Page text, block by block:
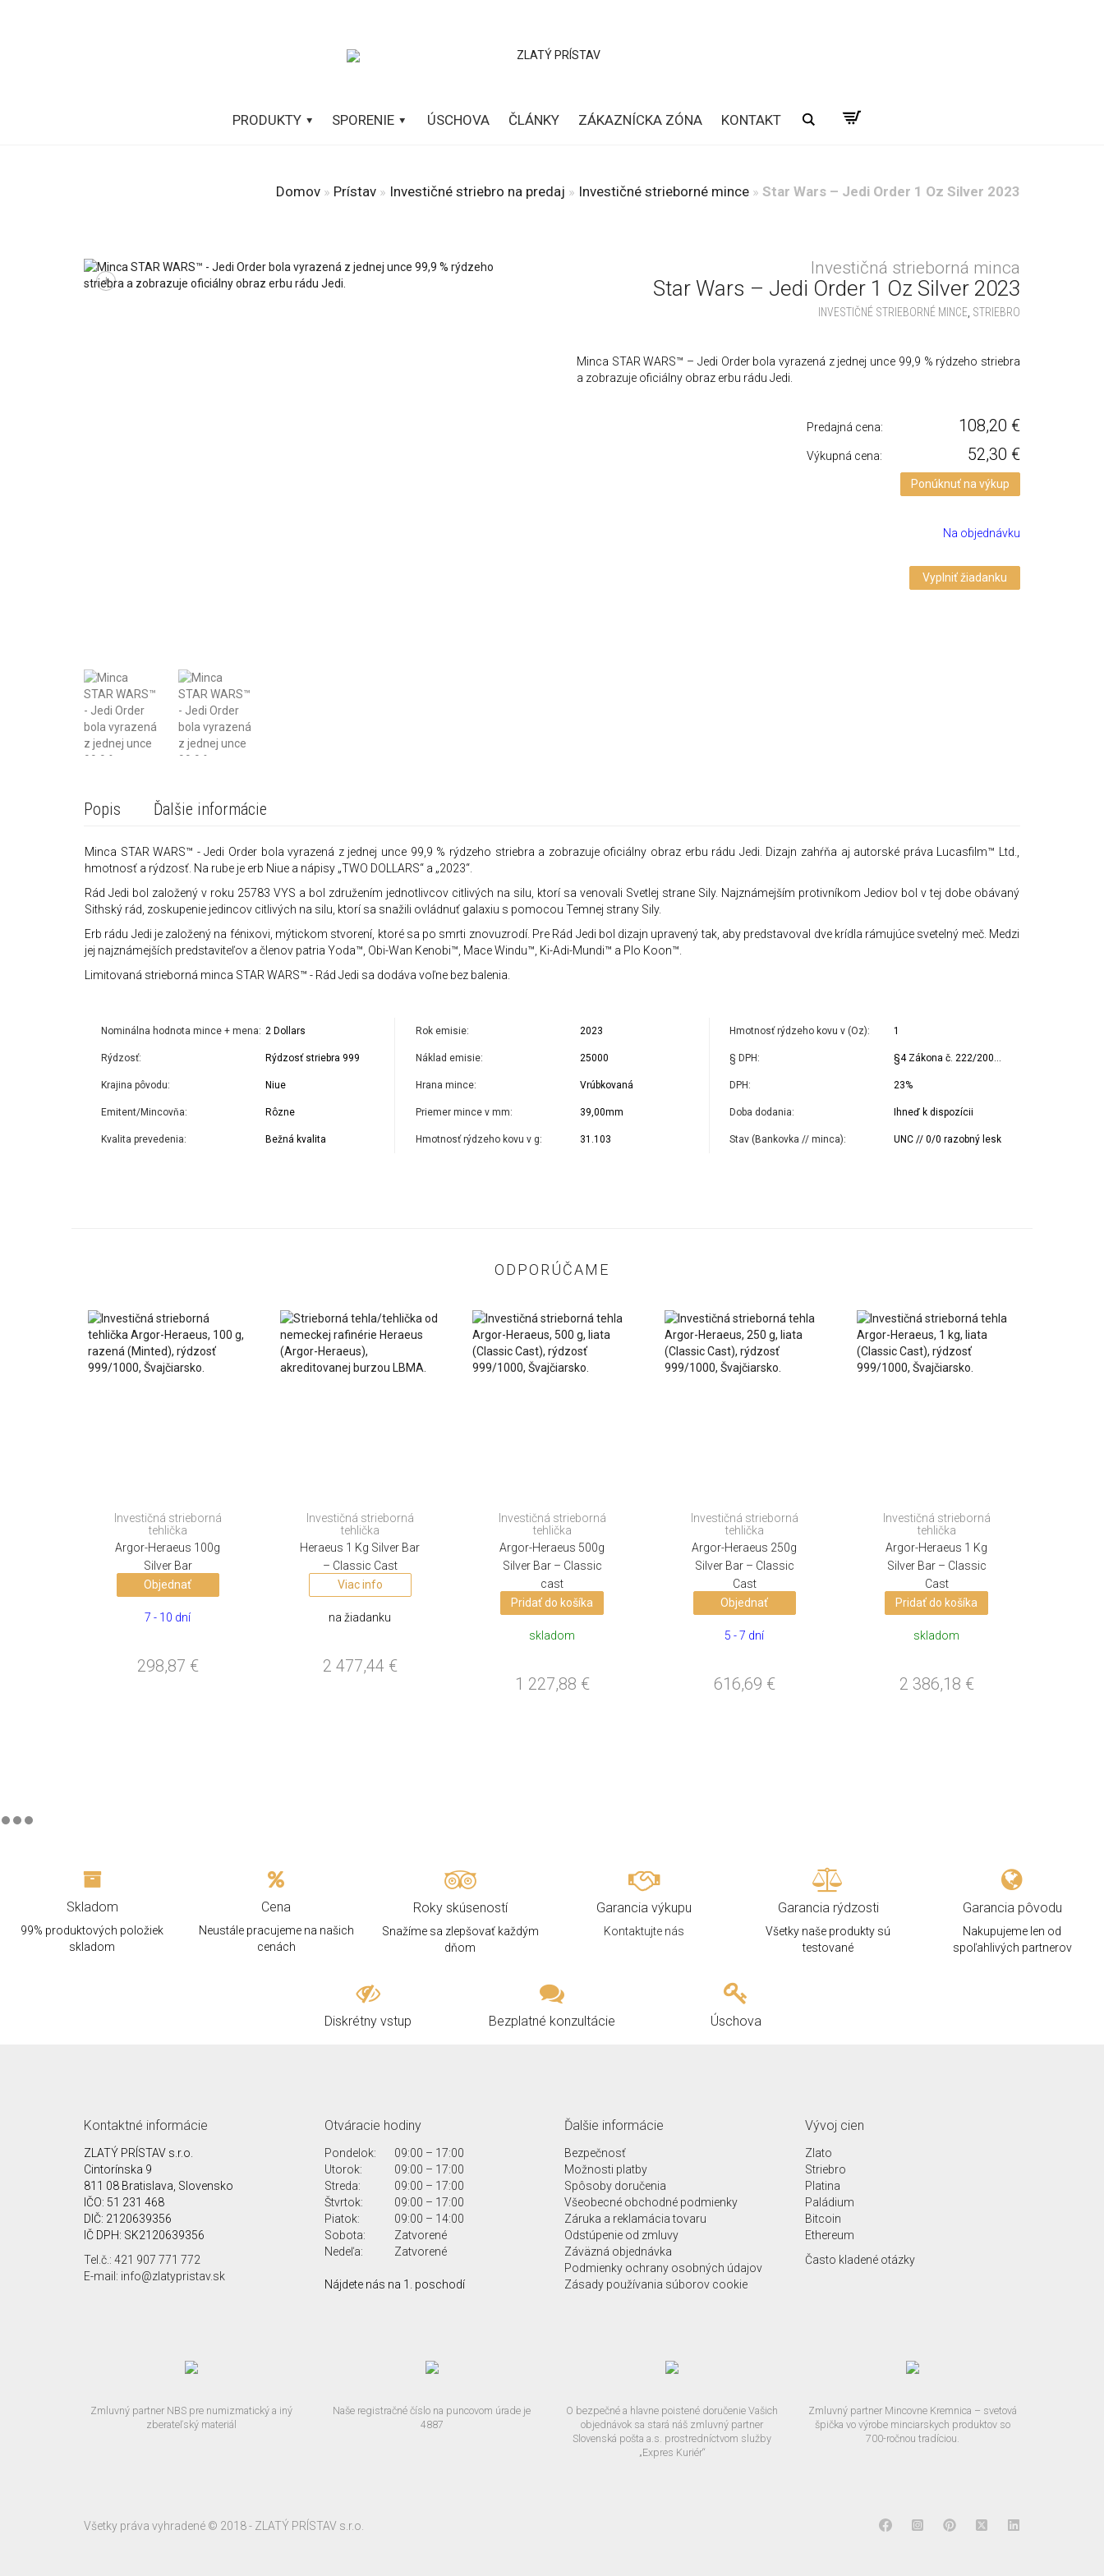
PRODUKTY SPORENIE ÚSCHOVA ČLÁNKY ZÁKAZNÍCKA ZÓNA KONTAKT Hľadať
Domov » Prístav » Investičné striebro na predaj » Investičné strieborné mince » Star Wars – Jedi Order 1 Oz Silver 2023
+
Investičná strieborná minca
Star Wars – Jedi Order 1 Oz Silver 2023
INVESTIČNÉ STRIEBORNÉ MINCE STRIEBRO
Minca STAR WARS™ – Jedi Order bola vyrazená z jednej unce 99,9 % rýdzeho striebra
a zobrazuje oficiálny obraz erbu rádu Jedi.
Predajná cena: 108,20 €
Výkupná cena: 52,30 €
Ponúknuť na výkup
Na objednávku
Vyplniť žiadanku
Popis Ďalšie informácie
Minca STAR WARS™ - Jedi Order bola vyrazená z jednej unce 99,9 % rýdzeho striebra a zobrazuje oficiálny obraz erbu rádu Jedi. Dizajn zahŕňa aj autorské práva Lucasfilm™ Ltd.,
hmotnosť a rýdzosť. Na rube je erb Niue a nápisy „TWO DOLLARS“ a „2023“.
Rád Jedi bol založený v roku 25783 VYS a bol združením jednotlivcov citlivých na silu, ktorí sa venovali Svetlej strane Sily. Najznámejším protivníkom Jediov bol v tej dobe obávaný
Sithský rád, zoskupenie jedincov citlivých na silu, ktorí sa snažili ovládnuť galaxiu s pomocou Temnej strany Sily.
Erb rádu Jedi je založený na fénixovi, mýtickom stvorení, ktoré sa po smrti znovuzrodí. Pre Rád Jedi bol dizajn upravený tak, aby predstavoval dve krídla rámujúce svetelný meč. Medzi
jej najznámejších predstaviteľov a členov patria Yoda™, Obi-Wan Kenobi™, Mace Windu™, Ki-Adi-Mundi™ a Plo Koon™.
Limitovaná strieborná minca STAR WARS™ - Rád Jedi sa dodáva voľne bez balenia.
Nominálna hodnota mince + mena: 2 Dollars
Rýdzosť: Rýdzosť striebra 999
Krajina pôvodu: Niue
Emitent/Mincovňa: Rôzne
Kvalita prevedenia: Bežná kvalita
Rok emisie: 2023
Náklad emisie: 25000
Hrana mince: Vrúbkovaná
Priemer mince v mm: 39,00mm
Hmotnosť rýdzeho kovu v g: 31.103
Hmotnosť rýdzeho kovu v (Oz): 1
§ DPH: §4 Zákona č. 222/2004 Z.z. o DPH
DPH: 23%
Doba dodania: Ihneď k dispozícii
Stav (Bankovka // minca): UNC // 0/0 razobný lesk
ODPORÚČAME
Investičná strieborná
tehlička
Argor-Heraeus 100g
Silver Bar
Objednať
7 - 10 dní
298,87 €
Investičná strieborná
tehlička
Heraeus 1 Kg Silver Bar
– Classic Cast
Viac info
na žiadanku
2 477,44 €
Investičná strieborná
tehlička
Argor-Heraeus 500g
Silver Bar – Classic
cast
Pridať do košíka
skladom
1 227,88 €
Investičná strieborná
tehlička
Argor-Heraeus 250g
Silver Bar – Classic
Cast
Objednať
5 - 7 dní
616,69 €
Investičná strieborná
tehlička
Argor-Heraeus 1 Kg
Silver Bar – Classic
Cast
Pridať do košíka
skladom
2 386,18 €
Skladom
99% produktových položiek
skladom
Cena
Neustále pracujeme na našich
cenách
Roky skúseností
Snažíme sa zlepšovať každým
dňom
Garancia výkupu
Kontaktujte nás
Garancia rýdzosti
Všetky naše produkty sú
testované
Garancia pôvodu
Nakupujeme len od
spoľahlivých partnerov
Diskrétny vstup Bezplatné konzultácie Úschova
Kontaktné informácie
ZLATÝ PRÍSTAV s.r.o.
Cintorínska 9
811 08 Bratislava, Slovensko
IČO: 51 231 468
DIČ: 2120639356
IČ DPH: SK2120639356
Tel.č.: 421 907 771 772
E-mail: info@zlatypristav.sk
Otváracie hodiny
Pondelok:
09:00 – 17:00
Utorok:
09:00 – 17:00
Streda:
09:00 – 17:00
Štvrtok:
09:00 – 17:00
Piatok:
09:00 – 14:00
Sobota:
Zatvorené
Nedeľa:
Zatvorené
Nájdete nás na 1. poschodí
Ďalšie informácie
Bezpečnosť
Možnosti platby
Spôsoby doručenia
Všeobecné obchodné podmienky
Záruka a reklamácia tovaru
Odstúpenie od zmluvy
Záväzná objednávka
Podmienky ochrany osobných údajov
Zásady používania súborov cookie
Vývoj cien
Zlato
Striebro
Platina
Paládium
Bitcoin
Ethereum
Často kladené otázky
Zmluvný partner NBS pre numizmatický a iný
zberateľský materiál
Naše registračné číslo na puncovom úrade je
4887
O bezpečné a hlavne poistené doručenie Vašich
objednávok sa stará náš zmluvný partner
Slovenská pošta a.s. prostredníctvom služby
„Expres Kuriér“
Zmluvný partner Mincovne Kremnica – svetová
špička vo výrobe minciarskych produktov so
700-ročnou tradíciou.
Všetky práva vyhradené © 2018 - ZLATÝ PRÍSTAV s.r.o.